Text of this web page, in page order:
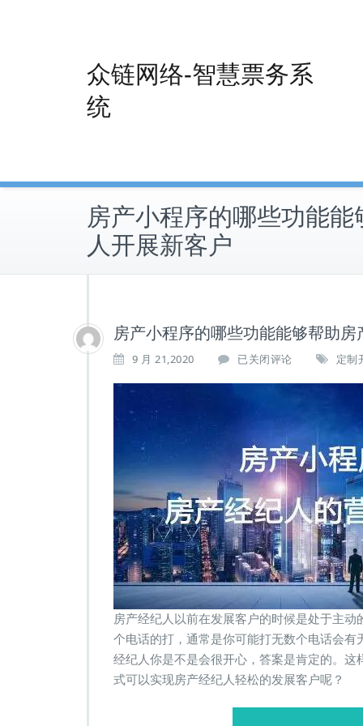
众链网络-智慧票务系
统
房产小程序的哪些功能
人开展新客户
房产小程序的哪些功能能够帮助
9 月 21,2020
房
的
哪
些
功
能
能
够
帮
助
房
产
经
纪
人
开
展
已关闭评论 定制
房产经纪人以前在发展客户的时候是处于主
个电话的打，通常是你可能打无数个电话会
经纪人你是不是会很开心，答案是肯定的。
式可以实现房产经纪人轻松的发展客户呢？